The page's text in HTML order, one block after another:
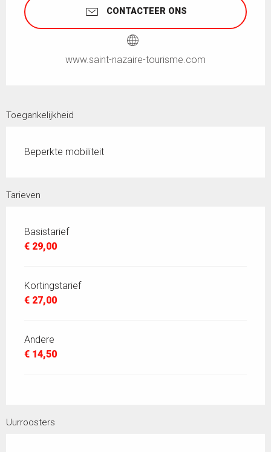
CONTACTEER ONS
www.saint-nazaire-tourisme.com
Toegankelijkheid
Beperkte mobiliteit
Tarieven
Basistarief
€ 29,00
Kortingstarief
€ 27,00
Andere
€ 14,50
Uurroosters